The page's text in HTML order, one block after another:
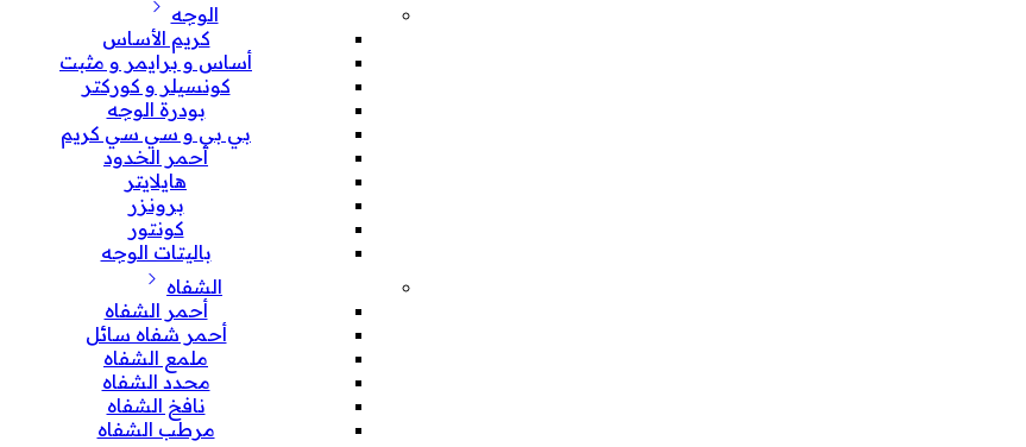
الوجه
كريم الأساس
أساس و برايمر و مثبت
كونسيلر و كوركتر
بودرة الوجه
بي بي و سي سي كريم
أحمر الخدود
هايلايتر
برونزر
كونتور
باليتات الوجه
الشفاه
أحمر الشفاه
أحمر شفاه سائل
ملمع الشفاه
محدد الشفاه
نافخ الشفاه
مرطب الشفاه